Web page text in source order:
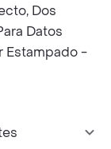
Dos
Datos
Estampado -